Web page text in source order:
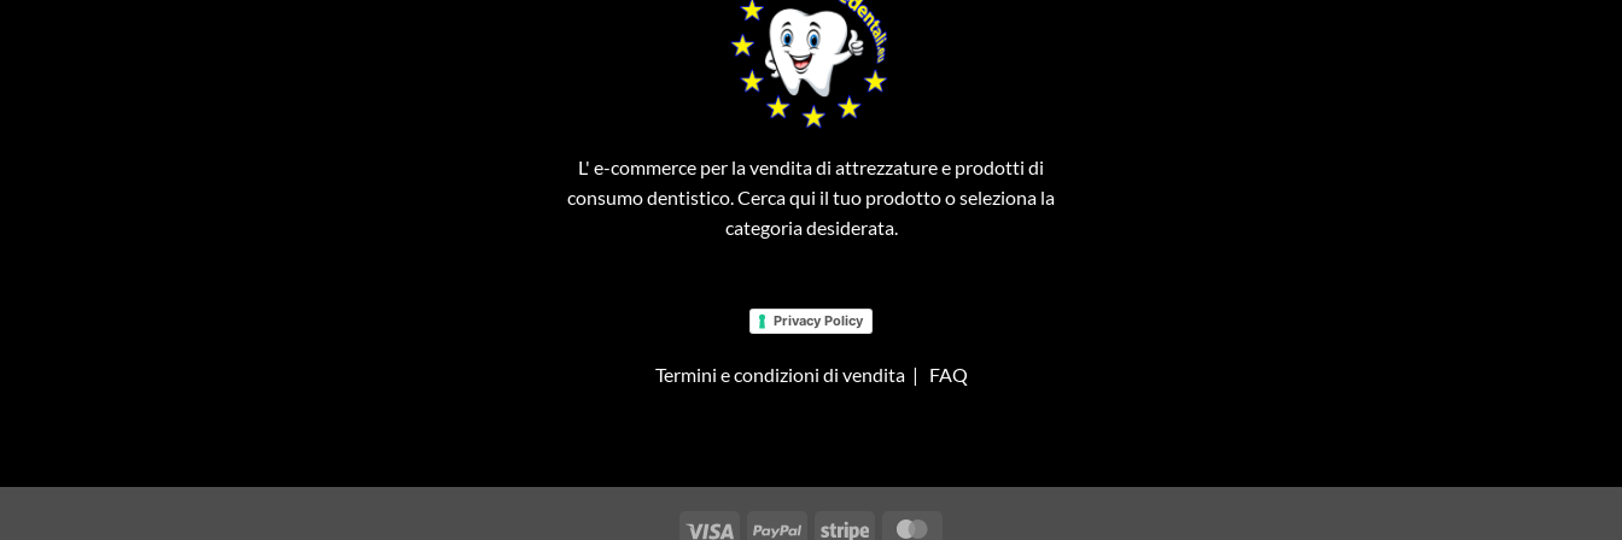
L' e-commerce per la vendita di attrezzature e prodotti di
consumo dentistico. Cerca qui il tuo prodotto o seleziona la
categoria desiderata.
Privacy Policy
Termini e condizioni di vendita| FAQ
Visa PayPal Stripe